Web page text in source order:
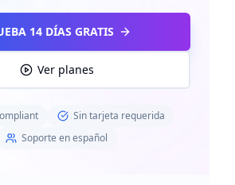
14 DÍAS GRATIS
Ver planes
Sin tarjeta requerida
Soporte en español